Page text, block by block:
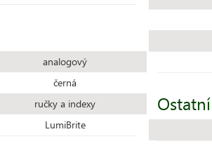
analogový
černá
ručky a indexy
LumiBrite
Ostatní